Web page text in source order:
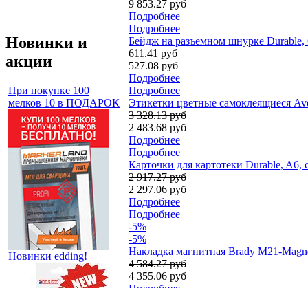
Новинки и
акции
При покупке 100
мелков 10 в ПОДАРОК
Новинки edding!
9 853.27 руб
Подробнее
Подробнее
Бейдж на разъемном шнурке
611.41 руб
527.08 руб
Подробнее
Подробнее
Этикетки цветные самоклеящиеся
3 328.13 руб
2 483.68 руб
Подробнее
Подробнее
Карточки для картотеки Durable,
2 917.27 руб
2 297.06 руб
Подробнее
Подробнее
-5%
-5%
Накладка магнитная Brady M21-
4 584.27 руб
4 355.06 руб